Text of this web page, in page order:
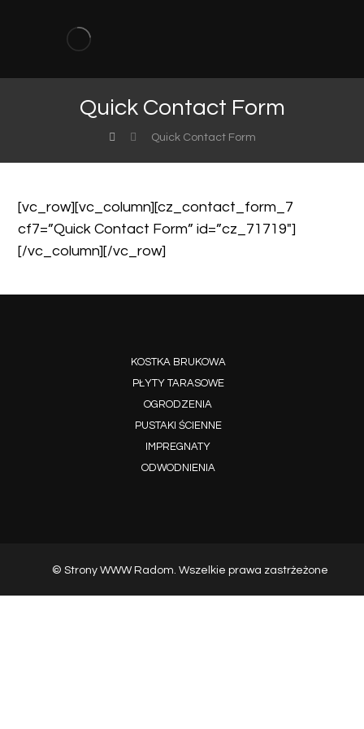
Quick Contact Form
Quick Contact Form
[vc_row][vc_column][cz_contact_form_7
cf7=”Quick Contact Form” id=”cz_71719″]
[/vc_column][/vc_row]
KOSTKA BRUKOWA
PŁYTY TARASOWE
OGRODZENIA
PUSTAKI ŚCIENNE
IMPREGNATY
ODWODNIENIA
© Strony WWW Radom. Wszelkie prawa zastrżeżone